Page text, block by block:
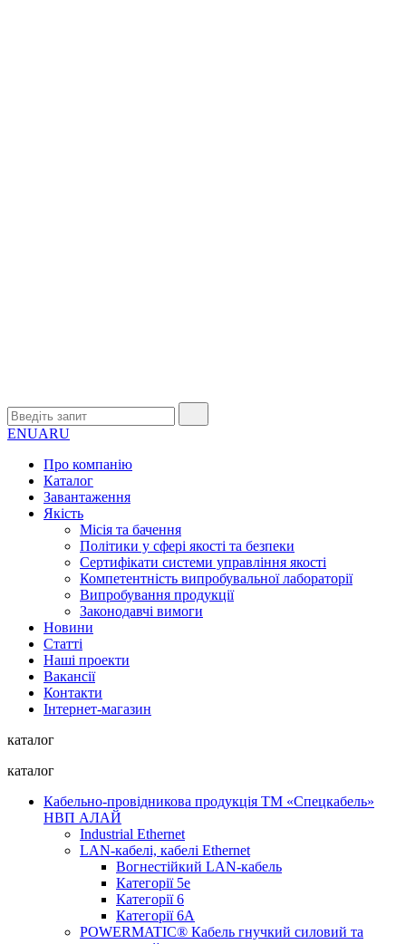
ENUARU
Про компанію
Каталог
Завантаження
Якість
Місія та бачення
Політики у сфері якості та безпеки
Сертифікати системи управління якості
Компетентність випробувальної лабораторії
Випробування продукції
Законодавчі вимоги
Новини
Статті
Наші проекти
Вакансії
Контакти
Інтернет-магазин
каталог
каталог
Кабельно-провідникова продукція ТМ «Спецкабель»
НВП АЛАЙ
Industrial Ethernet
LAN-кабелі, кабелі Ethernet
Вогнестійкий LAN-кабель
Категорії 5е
Категорії 6
Категорії 6А
POWERMATIC® Кабель гнучкий силовий та